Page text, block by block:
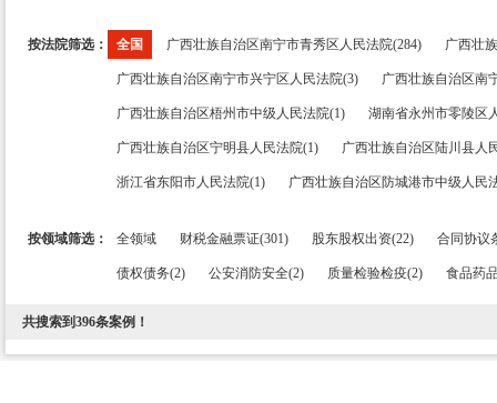
按法院筛选： 全国 广西壮族自治区南宁市青秀区人民法院(284) 广西壮
广西壮族自治区南宁市兴宁区人民法院(3) 广西壮族自治区南
广西壮族自治区梧州市中级人民法院(1) 湖南省永州市零陵区
广西壮族自治区宁明县人民法院(1) 广西壮族自治区陆川县人
浙江省东阳市人民法院(1) 广西壮族自治区防城港市中级人民
按领域筛选： 全领域 财税金融票证(301) 股东股权出资(22) 合同协议
债权债务(2) 公安消防安全(2) 质量检验检疫(2) 食品药
共搜索到396条案例！